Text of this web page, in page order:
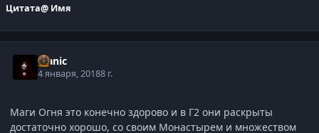
Цитата@ Имя
Manic
4 января, 20188 г.
Маги Огня это конечно здорово и в Г2 они раскрыты
достаточно хорошо, со своим Монастырем и множеством